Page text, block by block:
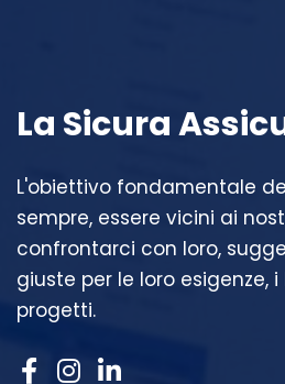
La Sicura
L'obiettivo fondamentale
sempre, essere vicini ai
confrontarci con loro,
giuste per le loro esigenze,
progetti.